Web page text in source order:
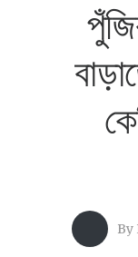
By